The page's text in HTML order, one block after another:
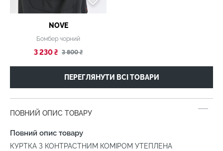
NOVE
Бомбер чорний
3 230 ₴ 3 800 ₴
ПЕРЕГЛЯНУТИ ВСІ ТОВАРИ
ПОВНИЙ ОПИС ТОВАРУ
Повний опис товару
КУРТКА З КОНТРАСТНИМ КОМІРОМ УТЕПЛЕНА